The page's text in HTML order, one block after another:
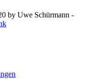
by Uwe Schürmann -